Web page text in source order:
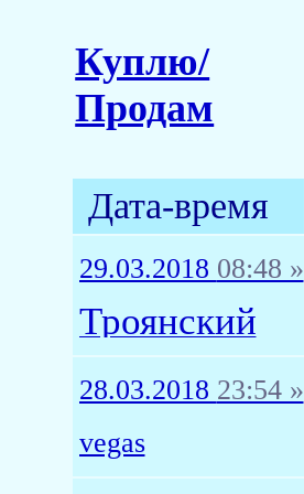
Куплю/
Продам
Дата-время
29.03.2018 08:48 »
Троянский
28.03.2018 23:54 »
vegas